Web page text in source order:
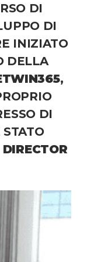
DI
DI
INIZIATO
DELLA
,
DI
DIRECTOR